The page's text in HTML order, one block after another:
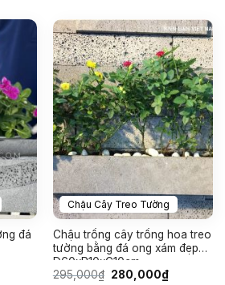
162,000₫.
đá
Chậu Cây Treo Tường
Chậu trồng cây trồng hoa treo
tường bằng đá ong xám đẹp
D60xR10xC10cm
295,000₫ Giá
280,000₫Giá